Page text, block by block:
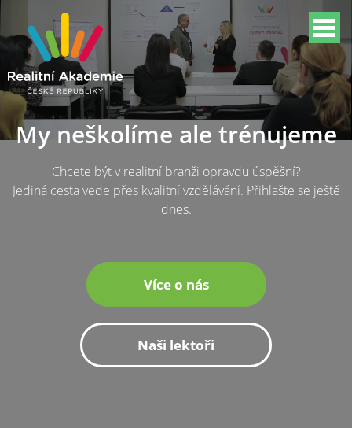
My neškolíme ale trénujeme
Chcete být v realitní branži opravdu úspěšní?
Jediná cesta vede přes kvalitní vzdělávání. Přihlašte se ještě
dnes.
Více o nás
Naši lektoři